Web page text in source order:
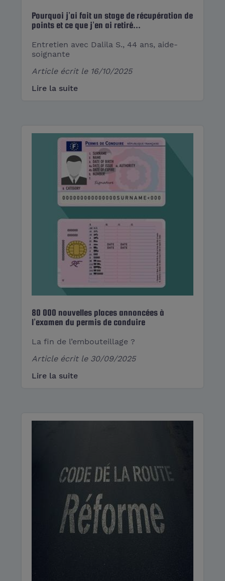
Pourquoi j’ai fait un stage de récupération de
points et ce que j’en ai retiré...
Entretien avec Dalila S., 44 ans, aide-
soignante
Article écrit le 16/10/2025
Lire la suite
80 000 nouvelles places annoncées à
l’examen du permis de conduire
La fin de l’embouteillage ?
Article écrit le 30/09/2025
Lire la suite